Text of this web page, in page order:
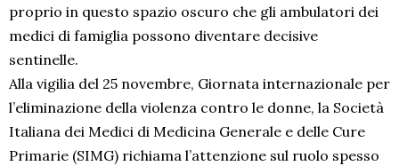
proprio in questo spazio oscuro che gli ambulatori dei
medici di famiglia possono diventare decisive
sentinelle.
Alla vigilia del 25 novembre, Giornata internazionale per
l’eliminazione della violenza contro le donne, la Società
Italiana dei Medici di Medicina Generale e delle Cure
Primarie (SIMG) richiama l’attenzione sul ruolo spesso